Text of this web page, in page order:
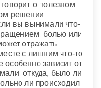
о полезном
решении
вы вынимали что-
болью или
отражать
с лишним что-то
особенно зависит от
откуда, было ли
ли происходил